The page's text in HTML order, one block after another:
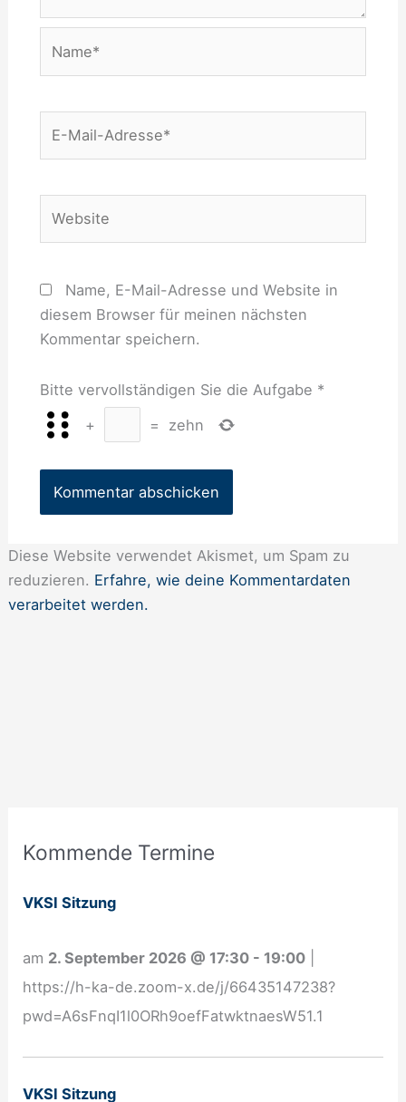
Mail-
Name, E-Mail-Adresse und Website in
diesem Browser für meinen nächsten
Kommentar speichern.
Bitte vervollständigen Sie die Aufgabe *
+
= zehn
Diese Website verwendet Akismet, um Spam zu
reduzieren. Erfahre, wie deine Kommentardaten
verarbeitet werden.
Kommende Termine
VKSI Sitzung
am 2. September 2026 @ 17:30 - 19:00
https://h-ka-de.zoom-x.de/j/66435147238?
pwd=A6sFnqI1l0ORh9oefFatwktnaesW51.1
VKSI Sitzung
n
e
d
u
n
g